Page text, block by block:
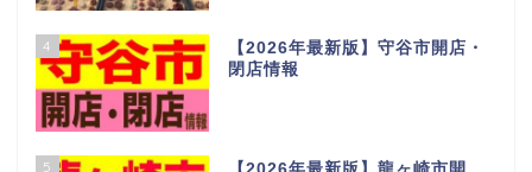
1
【2026年最新版】つくば市開
店・閉店情報
2
【2026年最新版】土浦市 開